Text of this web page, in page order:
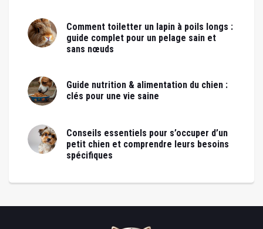
Comment toiletter un lapin à poils longs :
guide complet pour un pelage sain et
sans nœuds
Guide nutrition & alimentation du chien :
clés pour une vie saine
Conseils essentiels pour s’occuper d’un
petit chien et comprendre leurs besoins
spécifiques